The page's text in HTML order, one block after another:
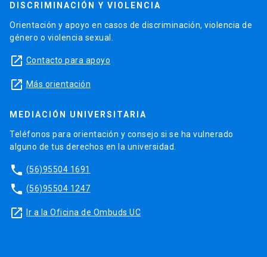
DISCRIMINACIÓN Y VIOLENCIA
Orientación y apoyo en casos de discriminación, violencia de
género o violencia sexual.
launch Contacto para apoyo
launch Más orientación
MEDIACIÓN UNIVERSITARIA
Teléfonos para orientación y consejo si se ha vulnerado
alguno de tus derechos en la universidad.
phone (56)95504 1691
phone (56)95504 1247
launch Ir a la Oficina de Ombuds UC